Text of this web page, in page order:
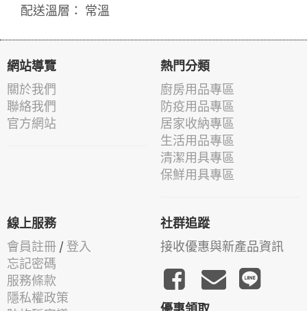
配送溫層： 常溫
網站導覽
關於我們
聯絡我們
官方網站
熱門分類
廚房用品專區
防疫用品專區
居家收納專區
生活用品專區
清潔用具專區
保鮮用具專區
線上服務
會員註冊 / 登入
忘記密碼
服務條款
隱私權政策
社群追蹤
接收優惠與新產品資訊